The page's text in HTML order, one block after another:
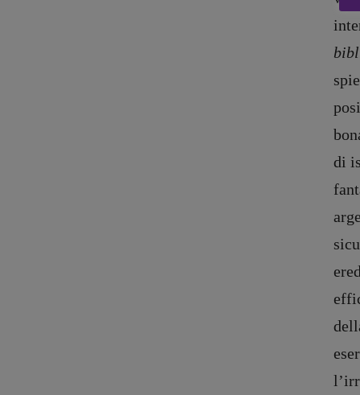
Copyright © 2018 – 2023 Pulp Magazine – Associazione Pulp
di